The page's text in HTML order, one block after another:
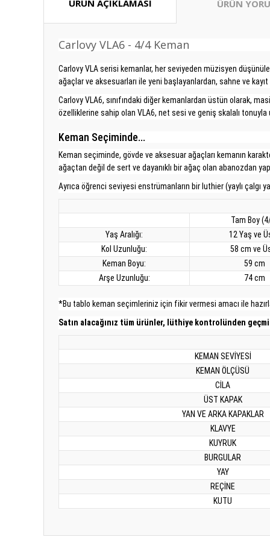
ÜRÜN AÇIKLAMASI ÜRÜN
Carlovy VLA6 - 4/4 Keman
Carlovy VLA serisi kemanlar, her seviyeden müzisyen
ağaçlar ve aksesuarları ile yeni başlayanlardan, sahne ve
Carlovy VLA6, sınıfındaki diğer kemanlardan üstün olarak,
özelliklerine sahip olan VLA6, net sesi ve geniş skalalı tonuyla
Keman Seçiminde...
Keman seçiminde, gövde ve aksesuar ağaçları kemanın
ağaçtan değil de sert ve dayanıklı bir ağaç olan abanozdan
Ayrıca öğrenci seviyesi enstrümanların bir luthier (yaylı çalgı
Tam Boy
Yaş Aralığı:
12 Yaş ve
Kol Uzunluğu:
58 cm ve
Keman Boyu:
59 cm
Arşe Uzunluğu:
74 cm
*Bu tablo keman seçimleriniz için fikir vermesi amacı ile
Satın alacağınız tüm ürünler, lüthiye kontrolünden
KEMAN SEVİYESİ
KEMAN ÖLÇÜSÜ
CİLA
ÜST KAPAK
YAN VE ARKA KAPAKLAR
KLAVYE
KUYRUK
BURGULAR
YAY
REÇİNE
KUTU